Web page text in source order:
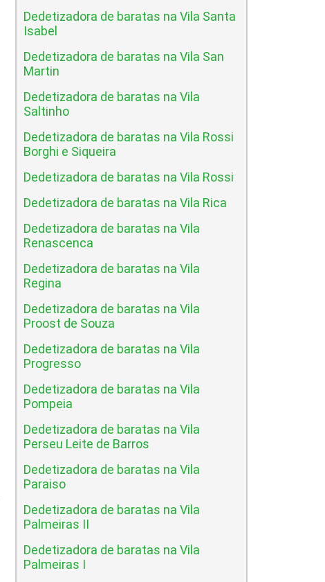
Dedetizadora de baratas na Vila Santa
Isabel
Dedetizadora de baratas na Vila San
Martin
Dedetizadora de baratas na Vila
Saltinho
Dedetizadora de baratas na Vila Rossi
Borghi e Siqueira
Dedetizadora de baratas na Vila Rossi
Dedetizadora de baratas na Vila Rica
Dedetizadora de baratas na Vila
Renascenca
Dedetizadora de baratas na Vila
Regina
Dedetizadora de baratas na Vila
Proost de Souza
Dedetizadora de baratas na Vila
Progresso
Dedetizadora de baratas na Vila
Pompeia
Dedetizadora de baratas na Vila
Perseu Leite de Barros
Dedetizadora de baratas na Vila
Paraiso
Dedetizadora de baratas na Vila
Palmeiras II
Dedetizadora de baratas na Vila
Palmeiras I